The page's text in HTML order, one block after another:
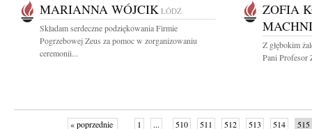
MARIANNA WÓJCIK ŁÓDŹ
Składam serdeczne podziękowania Firmie
Pogrzebowej Zeus za pomoc w zorganizowaniu
ceremonii...
ZOFIA
Z głębokim
Pani
« poprzednie 1 ... 510 511 512 513 514 515